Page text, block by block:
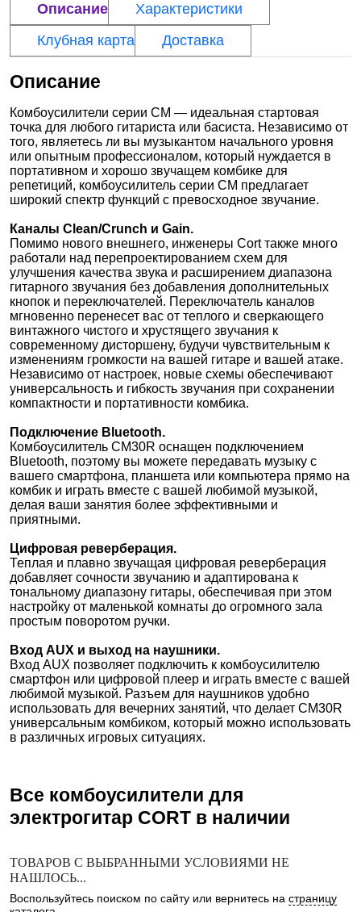
Описание
Характеристики
Клубная карта
Доставка
Описание
Комбоусилители серии CM — идеальная стартовая
точка для любого гитариста или басиста. Независимо от
того, являетесь ли вы музыкантом начального уровня
или опытным профессионалом, который нуждается в
портативном и хорошо звучащем комбике для
репетиций, комбоусилитель серии CM предлагает
широкий спектр функций с превосходное звучание.
Каналы Clean/Crunch и Gain.
Помимо нового внешнего, инженеры Cort также много
работали над перепроектированием схем для
улучшения качества звука и расширением диапазона
гитарного звучания без добавления дополнительных
кнопок и переключателей. Переключатель каналов
мгновенно перенесет вас от теплого и сверкающего
винтажного чистого и хрустящего звучания к
современному дисторшену, будучи чувствительным к
изменениям громкости на вашей гитаре и вашей атаке.
Независимо от настроек, новые схемы обеспечивают
универсальность и гибкость звучания при сохранении
компактности и портативности комбика.
Подключение Bluetooth.
Комбоусилитель CM30R оснащен подключением
Bluetooth, поэтому вы можете передавать музыку с
вашего смартфона, планшета или компьютера прямо на
комбик и играть вместе с вашей любимой музыкой,
делая ваши занятия более эффективными и
приятными.
Цифровая реверберация.
Теплая и плавно звучащая цифровая реверберация
добавляет сочности звучанию и адаптирована к
тональному диапазону гитары, обеспечивая при этом
настройку от маленькой комнаты до огромного зала
простым поворотом ручки.
Вход AUX и выход на наушники.
Вход AUX позволяет подключить к комбоусилителю
смартфон или цифровой плеер и играть вместе с вашей
любимой музыкой. Разъем для наушников удобно
использовать для вечерних занятий, что делает CM30R
универсальным комбиком, который можно использовать
в различных игровых ситуациях.
Все комбоусилители для
электрогитар CORT в наличии
ТОВАРОВ С ВЫБРАННЫМИ УСЛОВИЯМИ НЕ
НАШЛОСЬ...
Воспользуйтесь поиском по сайту или вернитесь на страницу